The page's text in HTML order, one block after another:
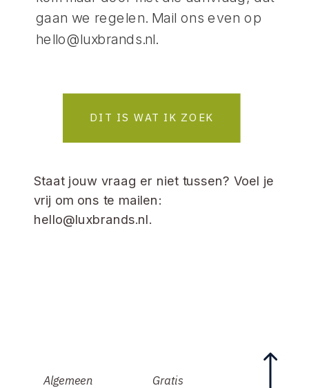
Staat jouw vraag er niet tussen? Voel je
vrij om ons te mailen:
hello@luxbrands.nl.
DIT IS WAT IK ZOEK
gaan we regelen. Mail ons even op
hello@luxbrands.nl.
Gratis
Algemeen